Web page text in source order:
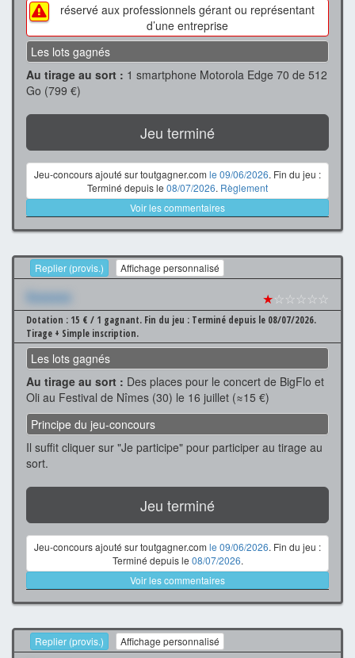
réservé aux professionnels gérant ou représentant
d’une entreprise
Les lots gagnés
Au tirage au sort : 1 smartphone Motorola Edge 70 de 512
Go (799 €)
Jeu terminé
Jeu-concours ajouté sur toutgagner.com le 09/06/2026. Fin du jeu :
Terminé depuis le 08/07/2026. Règlement
Voir les commentaires
Replier (provis.) Affichage personnalisé
Xxxxxxx ★☆☆☆☆☆
Dotation : 15 € / 1 gagnant. Fin du jeu : Terminé depuis le 08/07/2026.
Tirage + Simple inscription.
Les lots gagnés
Au tirage au sort : Des places pour le concert de BigFlo et
Oli au Festival de Nîmes (30) le 16 juillet (≈15 €)
Principe du jeu-concours
Il suffit cliquer sur "Je participe" pour participer au tirage au
sort.
Jeu terminé
Jeu-concours ajouté sur toutgagner.com le 09/06/2026. Fin du jeu :
Terminé depuis le 08/07/2026.
Voir les commentaires
Replier (provis.) Affichage personnalisé